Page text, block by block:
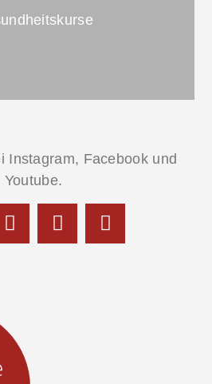
Sie aktiviert den Abfluss der
mit Geräteeinsatz
Instagram, Facebook und
Youtube.